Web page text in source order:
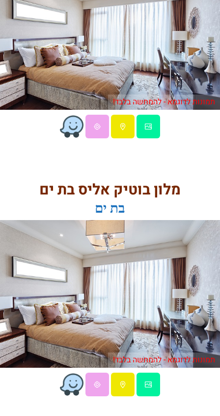
תמונות לדוגמא - להמחשה בלבד!
מלון בוטיק אליס בת ים
בת ים
תמונות לדוגמא - להמחשה בלבד!